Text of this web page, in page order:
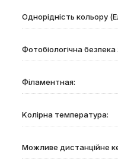
Однорідність кольору
Фотобіологічна безпека
Філаментная:
Kолірна температура:
Можливе дистанційне